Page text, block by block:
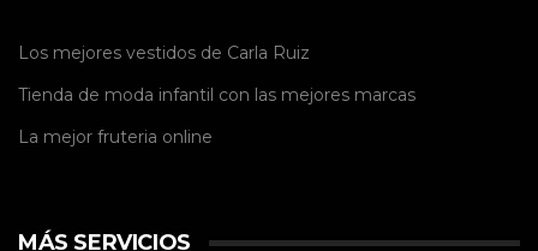
Los mejores vestidos de Carla Ruiz
Tienda de moda infantil con las mejores marcas
La mejor fruteria online
MÁS SERVICIOS